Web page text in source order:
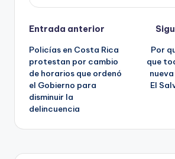
Navegación
de
entradas
Entrada anterior
Policías en Costa Rica
protestan por cambio
de horarios que ordenó
el Gobierno para
disminuir la
delincuencia
Por
que
El